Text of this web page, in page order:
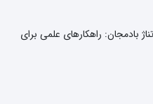
بادمجان: راهکارهای علمی برای